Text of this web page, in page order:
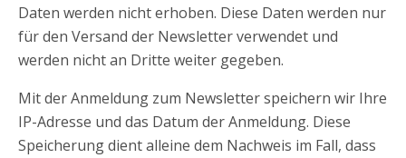
Daten werden nicht erhoben. Diese Daten werden nur
für den Versand der Newsletter verwendet und
werden nicht an Dritte weiter gegeben.
Mit der Anmeldung zum Newsletter speichern wir Ihre
IP-Adresse und das Datum der Anmeldung. Diese
Speicherung dient alleine dem Nachweis im Fall, dass